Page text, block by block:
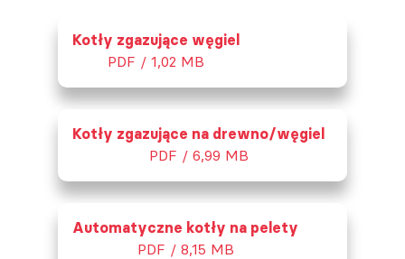
Kotły zgazujące węgiel
PDF / 1,02 MB
Kotły zgazujące na drewno/węgiel
PDF / 6,99 MB
Automatyczne kotły na pelety
PDF / 8,15 MB